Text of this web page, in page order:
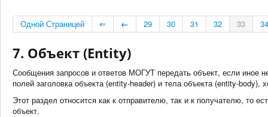
Одной Страницей ⇐ ← 29 30 31 32 33 34
7. Объект (Entity)
Сообщения запросов и ответов МОГУТ передать объект, если иное
полей заголовка объекта (entity-header) и тела объекта (entity-body),
Этот раздел относится как к отправителю, так и к получателю, то
объект.